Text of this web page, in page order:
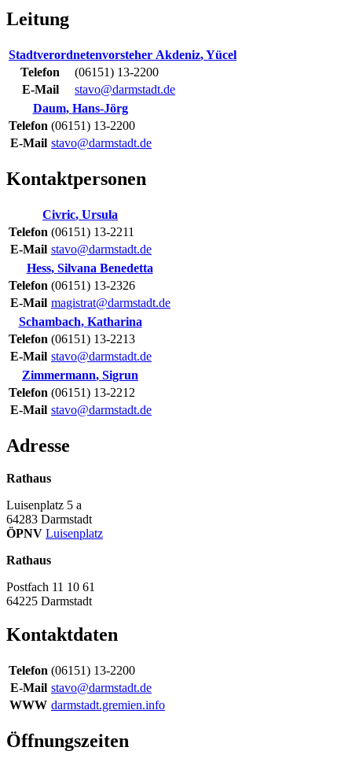
Leitung
Stadtverordnetenvorsteher Akdeniz,Yücel
Telefon
(06151) 13-2200
E-Mail
stavo@darmstadt.de
Daum, Hans-Jörg
Telefon (06151) 13-2200
E-Mail stavo@darmstadt.de
Kontaktpersonen
Civric, Ursula
Telefon (06151) 13-2211
E-Mail stavo@darmstadt.de
Hess, Silvana Benedetta
Telefon (06151) 13-2326
E-Mail magistrat@darmstadt.de
Schambach, Katharina
Telefon (06151) 13-2213
E-Mail stavo@darmstadt.de
Zimmermann, Sigrun
Telefon (06151) 13-2212
E-Mail stavo@darmstadt.de
Adresse
Rathaus
Luisenplatz 5 a
64283 Darmstadt
ÖPNV Luisenplatz
Rathaus
Postfach 11 10 61
64225 Darmstadt
Kontaktdaten
Telefon (06151) 13-2200
E-Mail stavo@darmstadt.de
WWW darmstadt.gremien.info
Öffnungszeiten